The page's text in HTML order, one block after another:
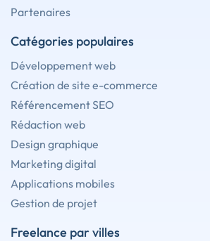
Partenaires
Catégories populaires
Développement web
Création de site e-commerce
Référencement SEO
Rédaction web
Design graphique
Marketing digital
Applications mobiles
Gestion de projet
Freelance par villes